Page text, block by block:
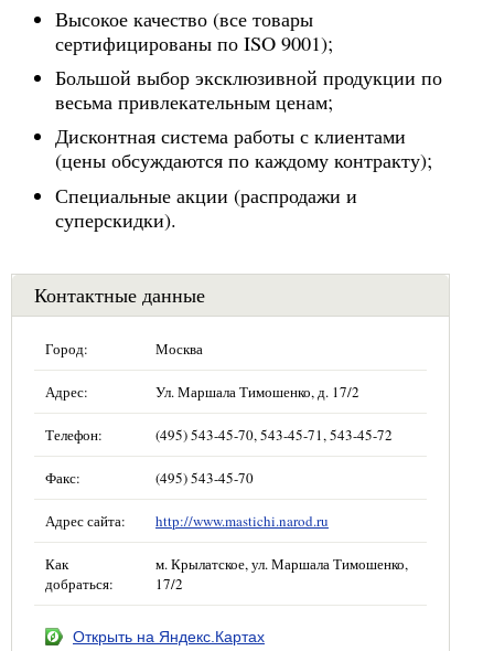
Высокое качество (все товары
сертифицированы по ISO 9001);
Большой выбор эксклюзивной продукции по
весьма привлекательным ценам;
Дисконтная система работы с клиентами
(цены обсуждаются по каждому контракту);
Специальные акции (распродажи и
суперскидки).
Контактные данные
Город: Москва
Адрес: Ул. Маршала Тимошенко, д. 17/2
Телефон: (495) 543-45-70, 543-45-71, 543-45-72
Факс: (495) 543-45-70
Адрес сайта: http://www.mastichi.narod.ru
Как
добраться:
м. Крылатское, ул. Маршала Тимошенко,
17/2
Открыть на Яндекс.Картах